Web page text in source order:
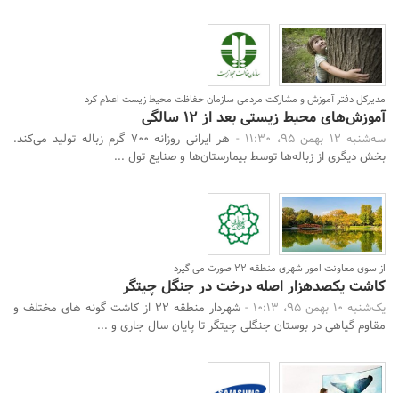
مدیرکل دفتر آموزش و مشارکت مردمی سازمان حفاظت محیط‌ زیست اعلام کرد
آموزش‌های محیط‌ زیستی بعد از ۱۲ سالگی
سه‌شنبه 12 بهمن 95، 11:30 -
هر ایرانی روزانه ۷۰۰ گرم زباله تولید می‌کند.
بخش دیگری از زباله‌ها توسط بیمارستان‌ها و صنایع تول ...
از سوی معاونت امور شهری منطقه 22 صورت می گیرد
کاشت یکصدهزار اصله درخت در جنگل چیتگر
یک‌شنبه 10 بهمن 95، 10:13 -
شهردار منطقه 22 از کاشت گونه های مختلف و
مقاوم گیاهی در بوستان جنگلی چیتگر تا پایان سال جاری و ...